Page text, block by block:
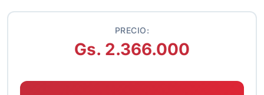
PRECIO:
Gs. 2.366.000